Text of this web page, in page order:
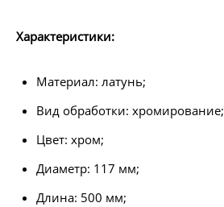
Характеристики:
Материал: латунь;
Вид обработки: хромирование;
Цвет: хром;
Диаметр: 117 мм;
Длина: 500 мм;